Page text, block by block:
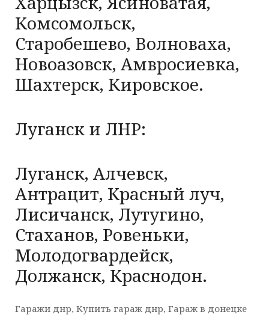
Комсомольск,
Старобешево, Волноваха,
Новоазовск, Амвросиевка,
Шахтерск, Кировское.
Луганск и ЛНР:
Луганск, Алчевск,
Антрацит, Красный луч,
Лисичанск, Лутугино,
Стаханов, Ровеньки,
Молодогвардейск,
Должанск, Краснодон.
Гаражи днр, Купить гараж днр, Гараж в донецке